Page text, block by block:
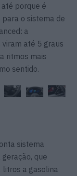
porque é
o sistema de
a
até 5 graus
ritmos mais
sentido.
sistema
que
litros a gasolina